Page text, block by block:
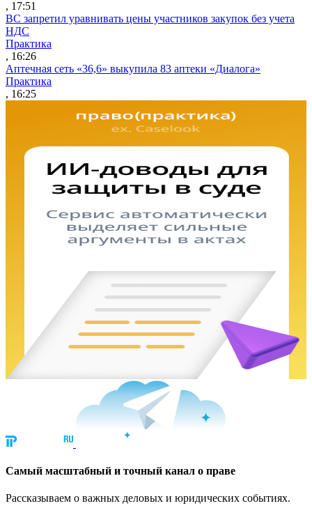
, 17:51
ВС запретил уравнивать цены участников закупок без учета
НДС
Практика
, 16:26
Аптечная сеть «36,6» выкупила 83 аптеки «Диалога»
Практика
, 16:25
Cамый масштабный и точный канал о праве
Рассказываем о важных деловых и юридических событиях.